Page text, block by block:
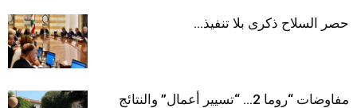
حصر السلاح ذكرى بلا تنفيذ…
مفاوضات “روما 2… “تسيير أعمال” والنتائج